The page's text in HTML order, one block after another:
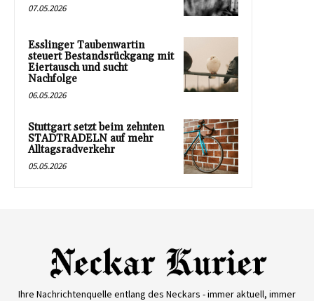
07.05.2026
Esslinger Taubenwartin
steuert Bestandsrückgang mit
Eiertausch und sucht
Nachfolge
06.05.2026
Stuttgart setzt beim zehnten
STADTRADELN auf mehr
Alltagsradverkehr
05.05.2026
Ihre Nachrichtenquelle entlang des Neckars - immer aktuell, immer